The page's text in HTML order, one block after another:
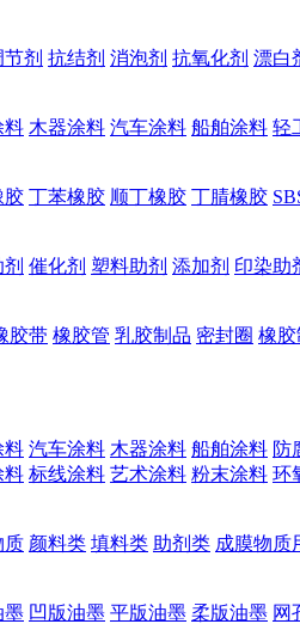
剂 抗结剂 消泡剂 抗氧化剂 漂白
料 木器涂料 汽车涂料 船舶涂料 轻
胶 丁苯橡胶 顺丁橡胶 丁腈橡胶
催化剂 塑料助剂 添加剂 印染助
胶带 橡胶管 乳胶制品 密封圈 橡胶
料 汽车涂料 木器涂料 船舶涂料 防
料 标线涂料 艺术涂料 粉末涂料 环
质 颜料类 填料类 助剂类 成膜物质
墨 凹版油墨 平版油墨 柔版油墨 网